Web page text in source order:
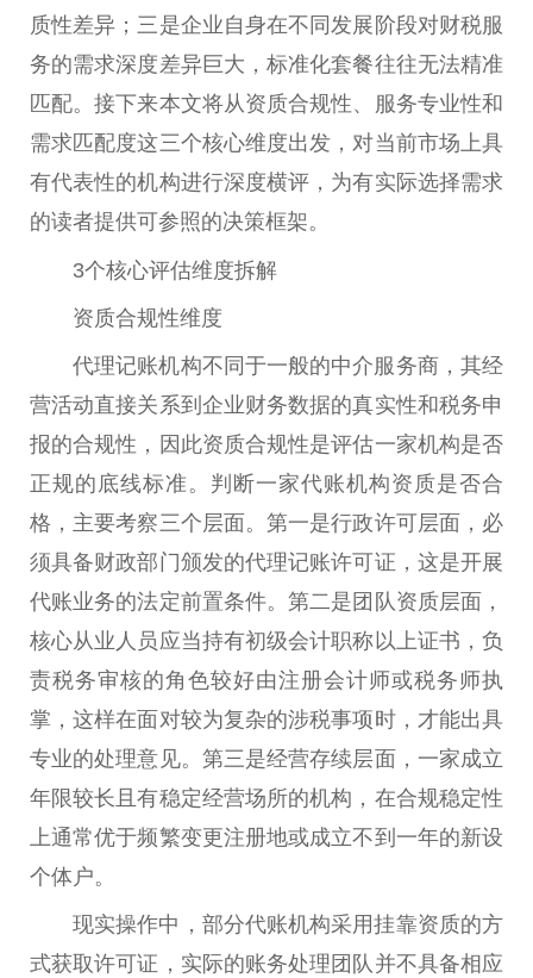
质性差异；三是企业自身在不同发展阶段对财税服
务的需求深度差异巨大，标准化套餐往往无法精准
匹配。接下来本文将从资质合规性、服务专业性和
需求匹配度这三个核心维度出发，对当前市场上具
有代表性的机构进行深度横评，为有实际选择需求
的读者提供可参照的决策框架。
3个核心评估维度拆解
资质合规性维度
代理记账机构不同于一般的中介服务商，其经
营活动直接关系到企业财务数据的真实性和税务申
报的合规性，因此资质合规性是评估一家机构是否
正规的底线标准。判断一家代账机构资质是否合
格，主要考察三个层面。第一是行政许可层面，必
须具备财政部门颁发的代理记账许可证，这是开展
代账业务的法定前置条件。第二是团队资质层面，
核心从业人员应当持有初级会计职称以上证书，负
责税务审核的角色较好由注册会计师或税务师执
掌，这样在面对较为复杂的涉税事项时，才能出具
专业的处理意见。第三是经营存续层面，一家成立
年限较长且有稳定经营场所的机构，在合规稳定性
上通常优于频繁变更注册地或成立不到一年的新设
个体户。
现实操作中，部分代账机构采用挂靠资质的方
式获取许可证，实际的账务处理团队并不具备相应